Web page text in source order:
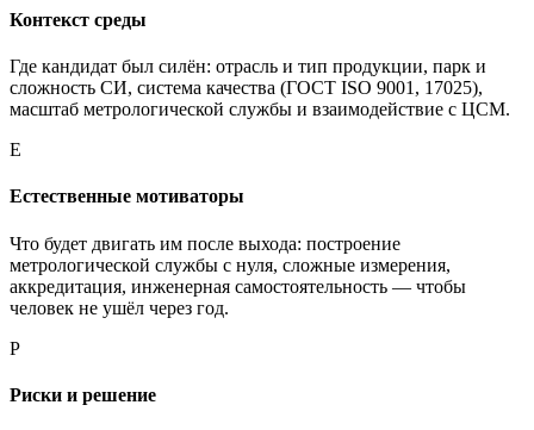
Контекст среды
Где кандидат был силён: отрасль и тип продукции, парк и
сложность СИ, система качества (ГОСТ ISO 9001, 17025),
масштаб метрологической службы и взаимодействие с ЦСМ.
Е
Естественные мотиваторы
Что будет двигать им после выхода: построение
метрологической службы с нуля, сложные измерения,
аккредитация, инженерная самостоятельность — чтобы
человек не ушёл через год.
Р
Риски и решение